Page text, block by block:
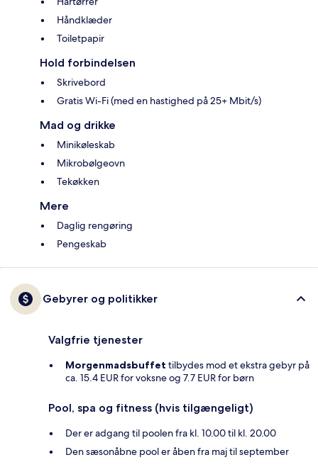
Håndklæder
Toiletpapir
Hold forbindelsen
Skrivebord
Gratis Wi-Fi (med en hastighed på 25+ Mbit/s)
Mad og drikke
Minikøleskab
Mikrobølgeovn
Tekøkken
Mere
Daglig rengøring
Pengeskab
Gebyrer og politikker
Valgfrie tjenester
Morgenmadsbuffet tilbydes mod et ekstra gebyr på
ca. 15.4 EUR for voksne og 7.7 EUR for børn
Pool, spa og fitness (hvis tilgængeligt)
Der er adgang til poolen fra kl. 10.00 til kl. 20.00
Den sæsonåbne pool er åben fra maj til september